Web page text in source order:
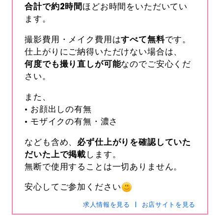
SNSID s-hanabi
合計で約2時間ほどお時間をいただいてい
ます。
撮影費用・メイク費用はすべて無料です。
仕上がりにご納得いただけない場合は、
何度でも撮り直しが可能なのでご安心くだ
さい。
また、
• お顔出しの有無
• モザイクの有無・濃さ
なども含め、 必ず仕上がりを確認していた
だいた上で掲載します。
無断で使用することは一切ありません。
安心してご参加ください
求人情報を見る お店サイトを見る